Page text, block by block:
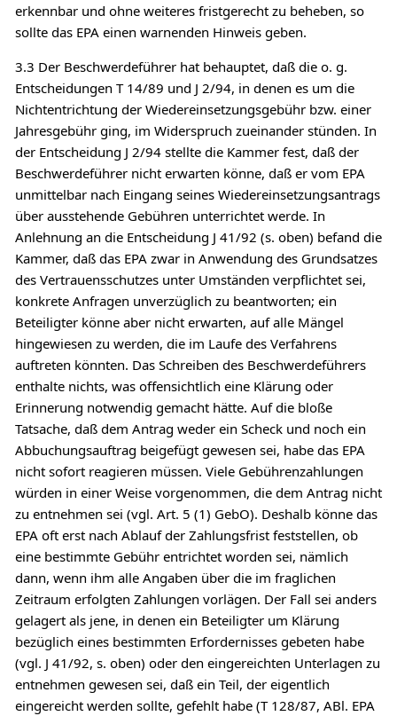
erkennbar und ohne weiteres fristgerecht zu beheben, so
sollte das EPA einen warnenden Hinweis geben.
3.3 Der Beschwerdeführer hat behauptet, daß die o. g.
Entscheidungen T 14/89 und J 2/94, in denen es um die
Nichtentrichtung der Wiedereinsetzungsgebühr bzw. einer
Jahresgebühr ging, im Widerspruch zueinander stünden. In
der Entscheidung J 2/94 stellte die Kammer fest, daß der
Beschwerdeführer nicht erwarten könne, daß er vom EPA
unmittelbar nach Eingang seines Wiedereinsetzungsantrags
über ausstehende Gebühren unterrichtet werde. In
Anlehnung an die Entscheidung J 41/92 (s. oben) befand die
Kammer, daß das EPA zwar in Anwendung des Grundsatzes
des Vertrauensschutzes unter Umständen verpflichtet sei,
konkrete Anfragen unverzüglich zu beantworten; ein
Beteiligter könne aber nicht erwarten, auf alle Mängel
hingewiesen zu werden, die im Laufe des Verfahrens
auftreten könnten. Das Schreiben des Beschwerdeführers
enthalte nichts, was offensichtlich eine Klärung oder
Erinnerung notwendig gemacht hätte. Auf die bloße
Tatsache, daß dem Antrag weder ein Scheck und noch ein
Abbuchungsauftrag beigefügt gewesen sei, habe das EPA
nicht sofort reagieren müssen. Viele Gebührenzahlungen
würden in einer Weise vorgenommen, die dem Antrag nicht
zu entnehmen sei (vgl. Art. 5 (1) GebO). Deshalb könne das
EPA oft erst nach Ablauf der Zahlungsfrist feststellen, ob
eine bestimmte Gebühr entrichtet worden sei, nämlich
dann, wenn ihm alle Angaben über die im fraglichen
Zeitraum erfolgten Zahlungen vorlägen. Der Fall sei anders
gelagert als jene, in denen ein Beteiligter um Klärung
bezüglich eines bestimmten Erfordernisses gebeten habe
(vgl. J 41/92, s. oben) oder den eingereichten Unterlagen zu
entnehmen gewesen sei, daß ein Teil, der eigentlich
eingereicht werden sollte, gefehlt habe (T 128/87, ABl. EPA